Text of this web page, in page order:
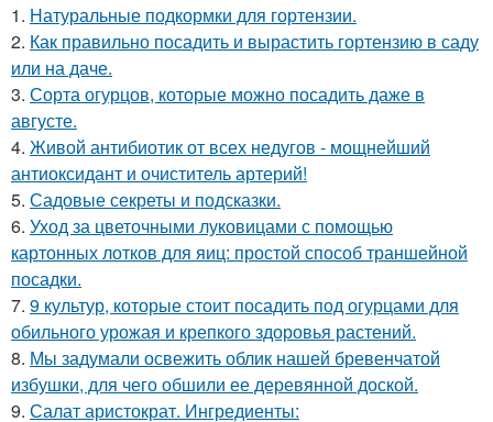
1. Натуральные подкормки для гортензии.
2. Как правильно посадить и вырастить гортензию в саду
или на даче.
3. Сорта огурцов, которые можно посадить даже в
августе.
4. Живой антибиотик от всех недугов - мощнейший
антиоксидант и очиститель артерий!
5. Садовые секреты и подсказки.
6. Уход за цветочными луковицами с помощью
картонных лотков для яиц: простой способ траншейной
посадки.
7. 9 культур, которые стоит посадить под огурцами для
обильного урожая и крепкого здоровья растений.
8. Мы задумали освежить облик нашей бревенчатой
избушки, для чего обшили ее деревянной доской.
9. Салат аристократ. Ингредиенты: